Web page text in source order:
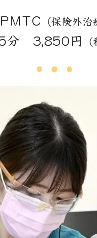
PMTC （保険外治
分 3,850円 （